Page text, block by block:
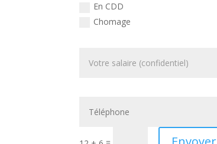
En CDD
Chomage